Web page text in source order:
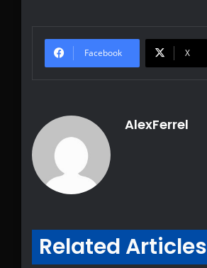
Facebook X
AlexFerrel
Related Articles